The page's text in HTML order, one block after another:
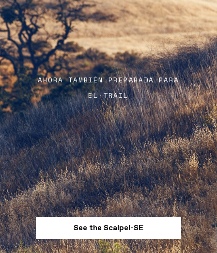
AHORA TAMBIÉN PREPARADA PARA
EL TRAIL
See the Scalpel-SE